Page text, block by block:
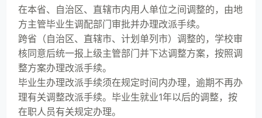
在本省、自治区、直辖市内用人单位之间调整的，由地
方主管毕业生调配部门审批并办理改派手续。
跨省（自治区、直辖市、计划单列市）调整的，学校审
核同意后统一报上级主管部门并下达调整方案，按照调
整方案办理改派手续。
毕业生办理改派手续须在规定时间内办理，逾期不再办
理有关调整改派手续。毕业生就业1年以后的调整，按
在职人员有关规定办理。